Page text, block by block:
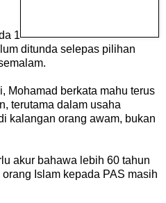
1
ditunda selepas pilihan
Mohamad berkata mahu terus
terutama dalam usaha
kalangan orang awam, bukan
akur bahawa lebih 60 tahun
Islam kepada PAS masih